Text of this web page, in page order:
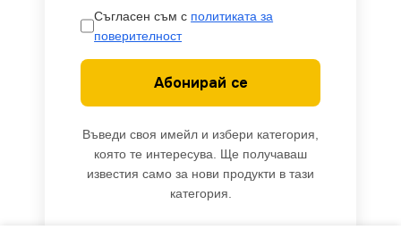
Съгласен съм с политиката за
поверителност
Абонирай се
Въведи своя имейл и избери категория,
която те интересува. Ще получаваш
известия само за нови продукти в тази
категория.